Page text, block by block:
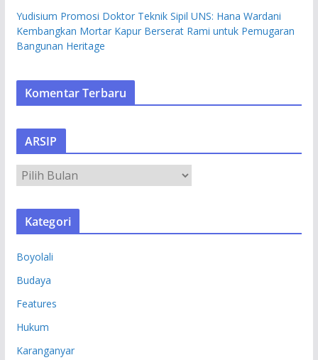
Yudisium Promosi Doktor Teknik Sipil UNS: Hana Wardani
Kembangkan Mortar Kapur Berserat Rami untuk Pemugaran
Bangunan Heritage
Komentar Terbaru
ARSIP
R
S
Kategori
Boyolali
Budaya
Features
Hukum
Karanganyar